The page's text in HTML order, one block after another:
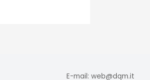
E-mail: web@dqm.it